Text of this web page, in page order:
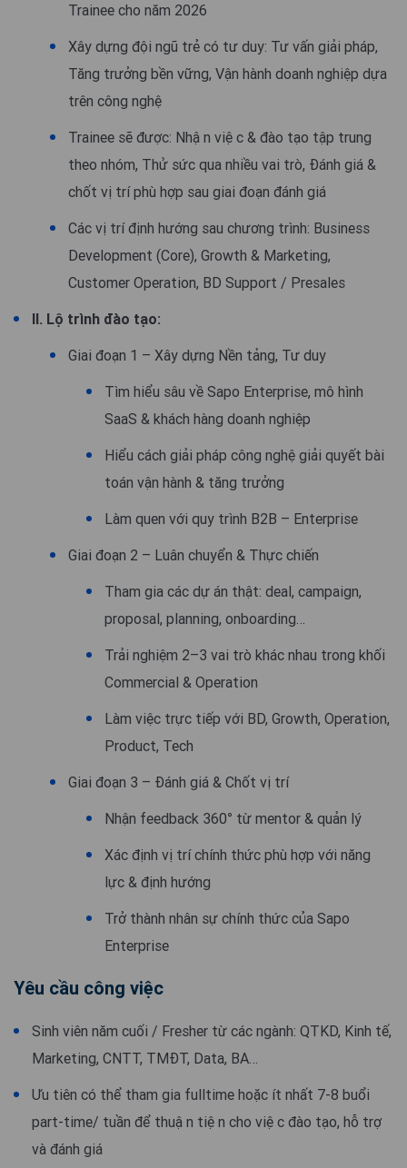
Trainee cho năm 2026
Xây dựng đội ngũ trẻ có tư duy: Tư vấn giải pháp,
Tăng trưởng bền vững, Vận hành doanh nghiệp dựa
trên công nghệ
Trainee sẽ được: Nhận việc & đào tạo tập trung
theo nhóm, Thử sức qua nhiều vai trò, Đánh giá &
chốt vị trí phù hợp sau giai đoạn đánh giá
Các vị trí định hướng sau chương trình: Business
Development (Core), Growth & Marketing,
Customer Operation, BD Support / Presales
II. Lộ trình đào tạo:
Giai đoạn 1 – Xây dựng Nền tảng, Tư duy
Tìm hiểu sâu về Sapo Enterprise, mô hình
SaaS & khách hàng doanh nghiệp
Hiểu cách giải pháp công nghệ giải quyết bài
toán vận hành & tăng trưởng
Làm quen với quy trình B2B – Enterprise
Giai đoạn 2 – Luân chuyển & Thực chiến
Tham gia các dự án thật: deal, campaign,
proposal, planning, onboarding…
Trải nghiệm 2–3 vai trò khác nhau trong khối
Commercial & Operation
Làm việc trực tiếp với BD, Growth, Operation,
Product, Tech
Giai đoạn 3 – Đánh giá & Chốt vị trí
Nhận feedback 360° từ mentor & quản lý
Xác định vị trí chính thức phù hợp với năng
lực & định hướng
Trở thành nhân sự chính thức của Sapo
Enterprise
Yêu cầu công việc
Sinh viên năm cuối / Fresher từ các ngành: QTKD, Kinh tế,
Marketing, CNTT, TMĐT, Data, BA…
Ưu tiên có thể tham gia fulltime hoặc ít nhất 7-8 buổi
part-time/ tuần để thuận tiện cho việc đào tạo, hỗ trợ
và đánh giá